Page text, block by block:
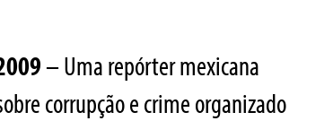
– Uma repórter mexicana
corrupção e crime organizado